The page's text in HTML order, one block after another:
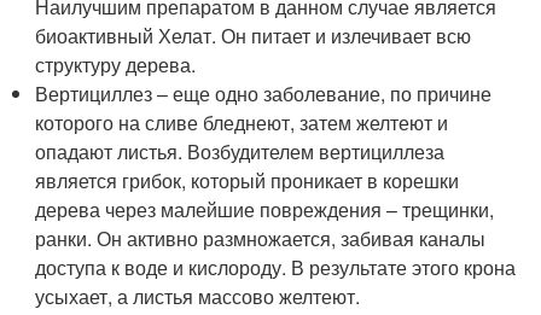
Наилучшим препаратом в данном случае является
биоактивный Хелат. Он питает и излечивает всю
структуру дерева.
Вертициллез – еще одно заболевание, по причине
которого на сливе бледнеют, затем желтеют и
опадают листья. Возбудителем вертициллеза
является грибок, который проникает в корешки
дерева через малейшие повреждения – трещинки,
ранки. Он активно размножается, забивая каналы
доступа к воде и кислороду. В результате этого крона
усыхает, а листья массово желтеют.